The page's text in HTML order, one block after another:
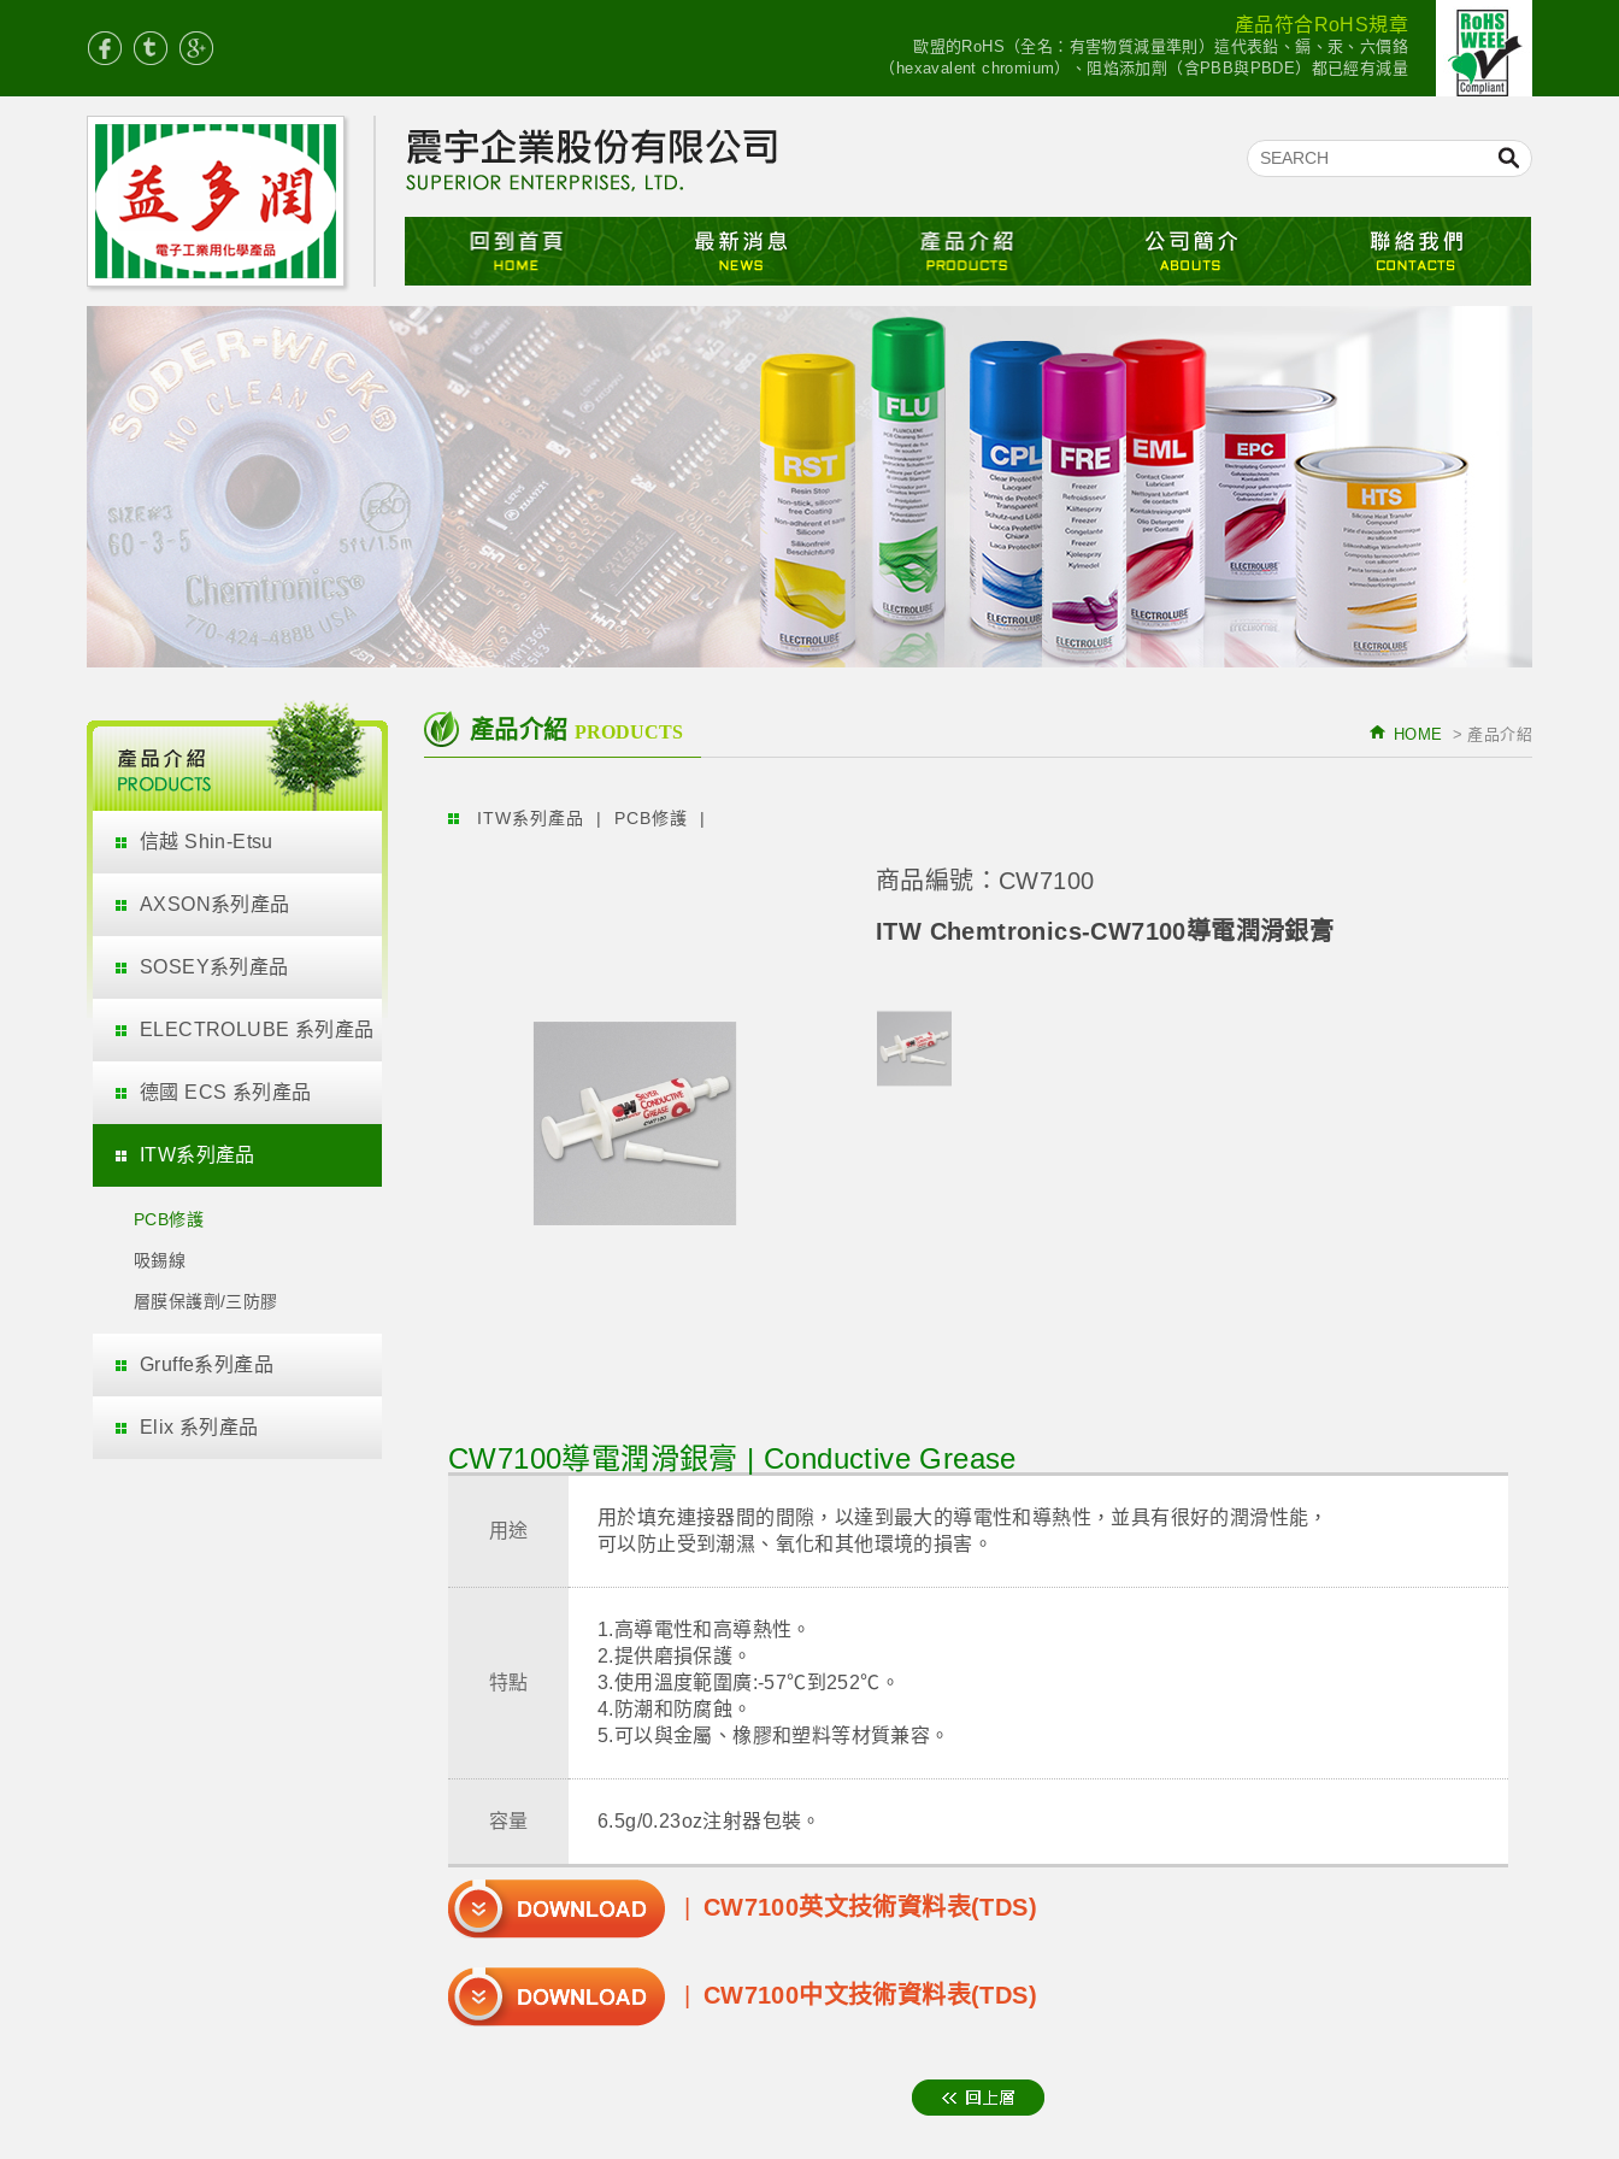
產品符合RoHS規章
歐盟的RoHS（全名：有害物質減量準則）這代表鉛、鎘、汞、六價鉻
（hexavalent chromium）、阻焰添加劑（含PBB與PBDE）都已經有減量
信越 Shin-Etsu
AXSON系列產品
SOSEY系列產品
ELECTROLUBE 系列產品
德國 ECS 系列產品
ITW系列產品
PCB修護
吸錫線
層膜保護劑/三防膠
Gruffe系列產品
Elix 系列產品
HOME > 產品介紹
產品介紹 PRODUCTS
ITW系列產品 PCB修護
商品編號：CW7100
ITW Chemtronics-CW7100導電潤滑銀膏
CW7100導電潤滑銀膏 | Conductive Grease
用途
用於填充連接器間的間隙，以達到最大的導電性和導熱性，並具有很好的潤滑性能，
可以防止受到潮濕、氧化和其他環境的損害。
特點
1.高導電性和高導熱性。
2.提供磨損保護。
3.使用溫度範圍廣:-57℃到252℃。
4.防潮和防腐蝕。
5.可以與金屬、橡膠和塑料等材質兼容。
容量 6.5g/0.23oz注射器包裝。
CW7100英文技術資料表(TDS)
CW7100中文技術資料表(TDS)